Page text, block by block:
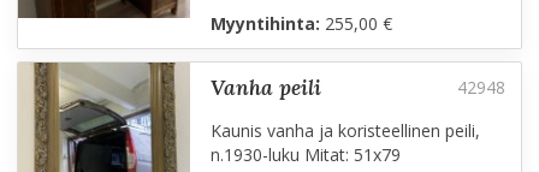
Myyntihinta: 255,00 €
vanha peili
Kaunis vanha ja koristeellinen peili,
n.1930-luku Mitat: 51x79